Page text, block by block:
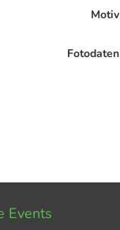
Motiv
Fotodaten
Events